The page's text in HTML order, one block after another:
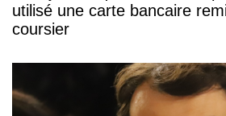
utilisé une carte bancaire
coursier